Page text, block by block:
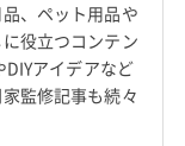
、ペット用品や
役立つコンテン
アイデアなど
監修記事も続々